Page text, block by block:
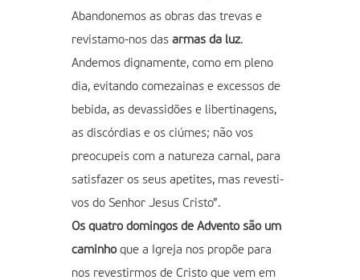
Abandonemos as obras das trevas e
revistamo-nos das armas da luz.
Andemos dignamente, como em pleno
dia, evitando comezainas e excessos de
bebida, as devassidões e libertinagens,
as discórdias e os ciúmes; não vos
preocupeis com a natureza carnal, para
satisfazer os seus apetites, mas revesti-
vos do Senhor Jesus Cristo”.
Os quatro domingos de Advento são um
caminhoque a Igreja nos propõe para
nos revestirmos de Cristo que vem em